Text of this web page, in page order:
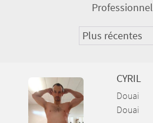
Professionnel
CYRIL
Douai
Douai